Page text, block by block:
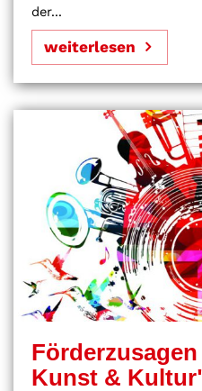
der...
weiterlesen
Kunst &